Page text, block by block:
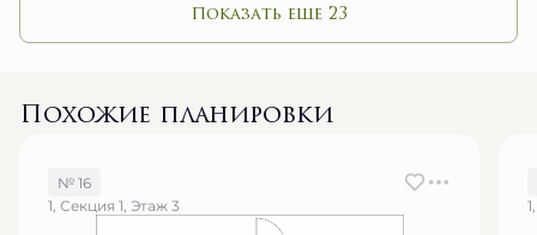
Показать еще 23
Похожие планировки
№ 16
1, Секция 1, Этаж 3